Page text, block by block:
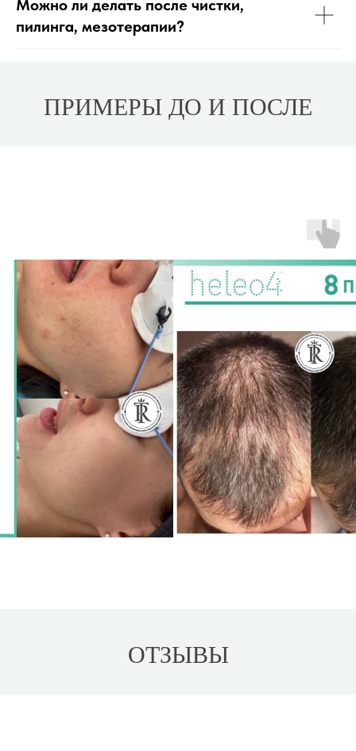
Можно ли делать после чистки,
пилинга, мезотерапии?
ПРИМЕРЫ ДО И ПОСЛЕ
ОТЗЫВЫ